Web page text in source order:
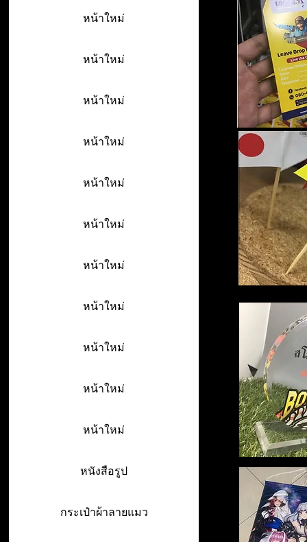
หน้าใหม่
หน้าใหม่
หน้าใหม่
หน้าใหม่
หน้าใหม่
หน้าใหม่
หน้าใหม่
หน้าใหม่
หน้าใหม่
หน้าใหม่
หน้าใหม่
หนังสือรูป
กระเป๋าผ้าลายแมว